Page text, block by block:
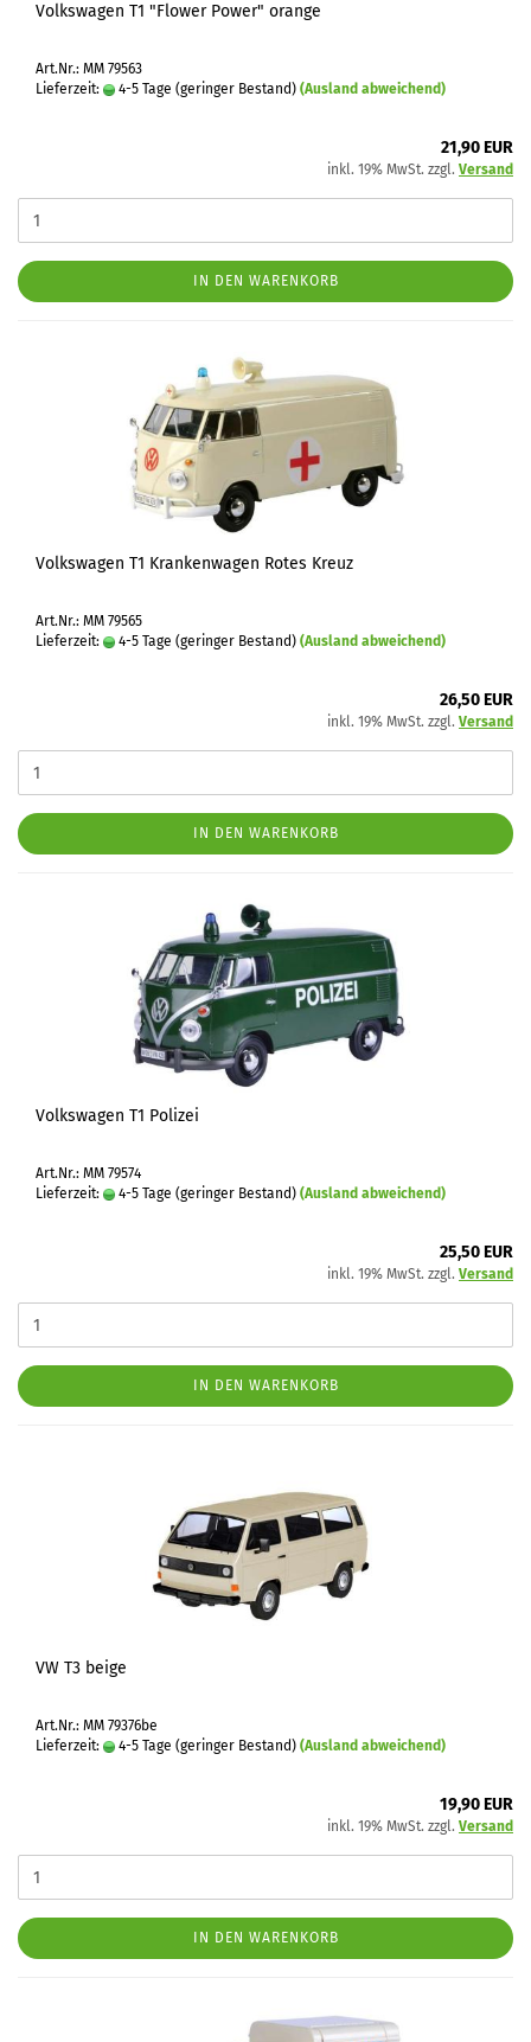
Volkswagen T1 "Flower Power" orange
Art.Nr.: MM 79563
Lieferzeit:
4-5 Tage (geringer Bestand) (Ausland abweichend)
21,90 EUR
inkl. 19% MwSt. zzgl. Versand
IN DEN WARENKORB
Volkswagen T1 Krankenwagen Rotes Kreuz
Art.Nr.: MM 79565
Lieferzeit:
4-5 Tage (geringer Bestand) (Ausland abweichend)
26,50 EUR
inkl. 19% MwSt. zzgl. Versand
IN DEN WARENKORB
Volkswagen T1 Polizei
Art.Nr.: MM 79574
Lieferzeit:
4-5 Tage (geringer Bestand) (Ausland abweichend)
25,50 EUR
inkl. 19% MwSt. zzgl. Versand
IN DEN WARENKORB
VW T3 beige
Art.Nr.: MM 79376be
Lieferzeit:
4-5 Tage (geringer Bestand) (Ausland abweichend)
19,90 EUR
inkl. 19% MwSt. zzgl. Versand
IN DEN WARENKORB